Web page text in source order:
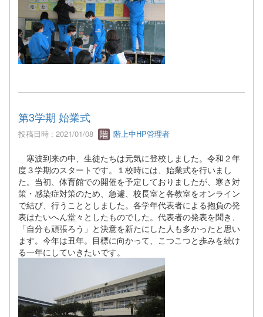
第3学期 始業式
投稿日時 : 2021/01/08 階上中HP管理者
寒波到来の中、生徒たちは元気に登校しました。令和２年
度３学期のスタートです。１校時には、始業式を行いまし
た。当初、体育館での開催を予定しておりましたが、寒さ対
策・感染症対策のため、急遽、校長室と各教室をオンライン
で結び、行うこととしました。各学年代表者による抱負の発
表はたいへん堂々としたものでした。代表者の発表を聞き、
「自分も頑張ろう」と決意を新たにした人も多かったと思い
ます。今年は丑年。目標に向かって、こつこつと歩みを続け
る一年にしていきたいです。